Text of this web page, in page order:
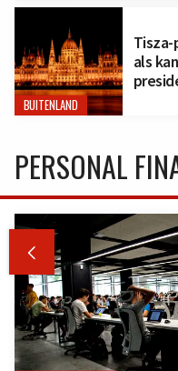
BUITENLAND
als
PERSONAL
